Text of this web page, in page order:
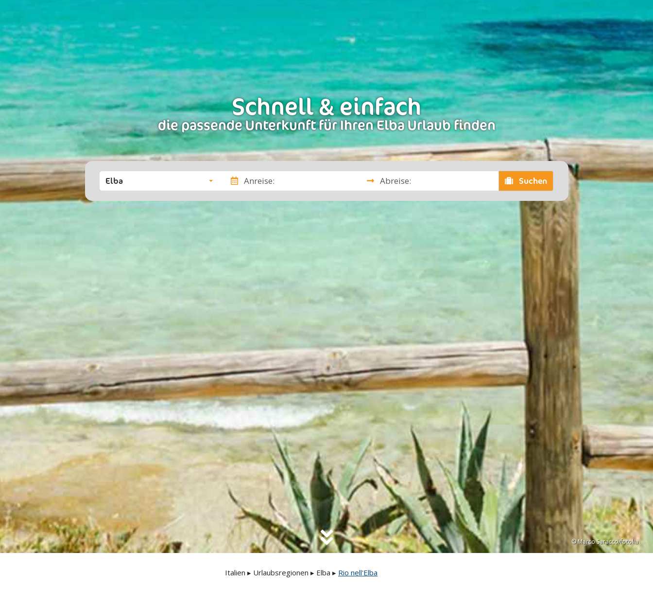
© Marco Saracco/fotolia
Schnell & einfach
die passende Unterkunft für Ihren Elba Urlaub finden
Elba Anreise: Abreise: Suchen
Italien ▸ Urlaubsregionen ▸ Elba ▸ Rio nell'Elba